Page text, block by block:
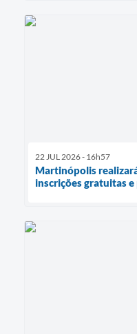
22 JUL 2026 - 16h57
Martinópolis
inscrições gratuitas